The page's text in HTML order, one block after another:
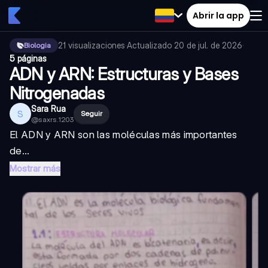
Abrir la app
Biologia 21 visualizaciones·Actualizado 20 de jul. de 2026·
5 páginas
ADN y ARN: Estructuras y Bases
Nitrogenadas
S Sara Rua
@saxrs.1203
Seguir
El ADN y ARN son las moléculas más importantes
de...
Mostrar más